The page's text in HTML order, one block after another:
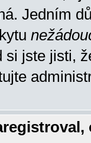
Jedním
si jste jisti,